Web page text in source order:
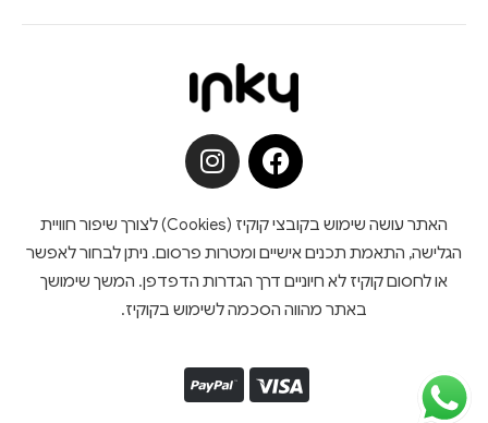
האתר עושה שימוש בקובצי קוקיז (Cookies) לצורך שיפור חוויית
הגלישה, התאמת תכנים אישיים ומטרות פרסום. ניתן לבחור לאפשר
או לחסום קוקיז לא חיוניים דרך הגדרות הדפדפן. המשך שימושך
באתר מהווה הסכמה לשימוש בקוקיז.